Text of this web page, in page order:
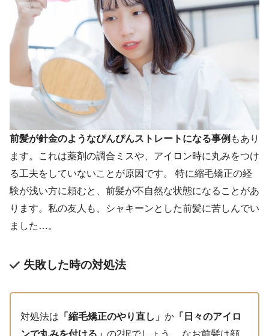
前髪が針金のようなぴんぴんストレートになる事例 もあり
ます。これは薬剤の調合ミスや、アイロン時に丸みをつけ
る工夫をしていないことが原因です。 特に縮毛矯正の経
験が浅い方に頼むと、前髪が不自然な状態になることがあ
ります。私の友人も、シャキーンとした前髪に苦しんでい
ました…。
失敗した時の対処法
対処法は 「縮毛矯正のやり直し」 か 「日々のアイロ